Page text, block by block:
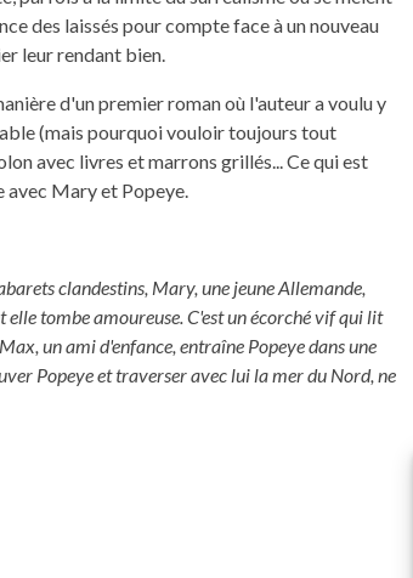
des laissés pour compte face à un nouveau
leur rendant bien.
d'un premier roman où l'auteur a voulu y
(mais pourquoi vouloir toujours tout
avec livres et marrons grillés... Ce qui est
avec Mary et Popeye.
clandestins, Mary, une jeune Allemande,
tombe amoureuse. C'est un écorché vif qui lit
un ami d'enfance, entraîne Popeye dans une
Popeye et traverser avec lui la mer du Nord, ne